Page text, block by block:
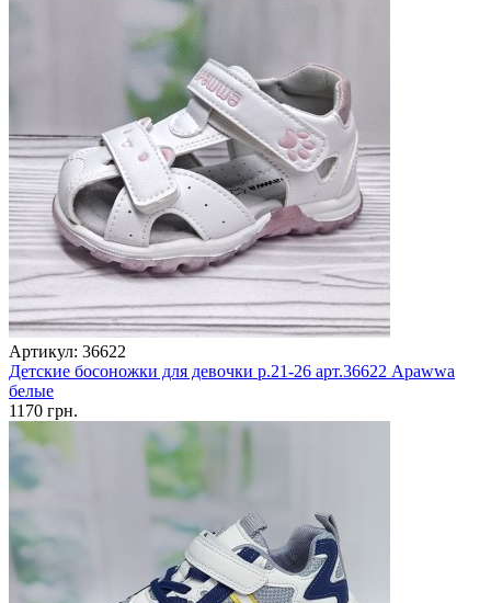
Артикул: 36622
Детские босоножки для девочки р.21-26 арт.36622 Apawwa
белые
1170 грн.